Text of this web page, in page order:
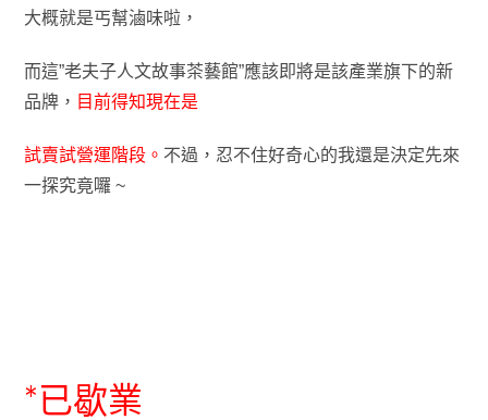
大概就是丐幫滷味啦 ，
而這”老夫子人文故事茶藝館”應該即將是該產業旗下的新
品牌， 目前得知現在是
試賣試營運階段。 不過 ， 忍不住好奇心的我還是決定先來
一探究竟囉 ~
*已歇業